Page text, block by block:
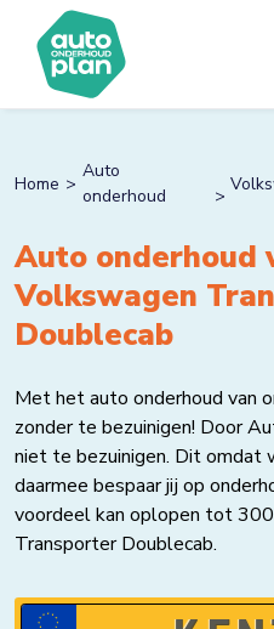
Home
Auto
onderhoud
Auto onderhoud
Volkswagen
Doublecab
Met het auto onderhoud van
zonder te bezuinigen! Door
niet te bezuinigen. Dit omdat
daarmee bespaar jij op
voordeel kan oplopen tot
Transporter Doublecab.